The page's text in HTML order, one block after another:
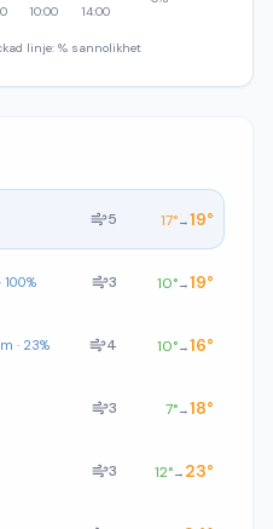
10:00 14:00
linje: % sannolikhet
5 17°→19°
100% 3 10°→19°
· 23% 4 10°→16°
3 7°→18°
3 12°→ 23°